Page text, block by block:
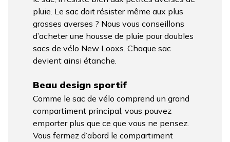
pluie. Le sac doit résister même aux plus
grosses averses ? Nous vous conseillons
d’acheter une housse de pluie pour doubles
sacs de vélo New Looxs. Chaque sac
devient ainsi étanche.
Beau design sportif
Comme le sac de vélo comprend un grand
compartiment principal, vous pouvez
emporter plus que ce que vous ne pensez.
Vous fermez d’abord le compartiment